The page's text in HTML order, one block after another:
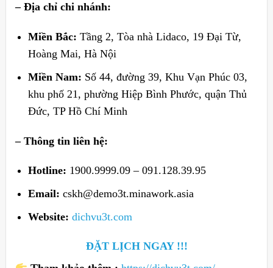
– Địa chỉ chi nhánh:
Miền Bắc: Tầng 2, Tòa nhà Lidaco, 19 Đại Từ,
Hoàng Mai, Hà Nội
Miền Nam: Số 44, đường 39, Khu Vạn Phúc 03,
khu phố 21, phường Hiệp Bình Phước, quận Thủ
Đức, TP Hồ Chí Minh
– Thông tin liên hệ:
Hotline: 1900.9999.09 – 091.128.39.95
Email: cskh@demo3t.minawork.asia
Website: dichvu3t.com
ĐẶT LỊCH NGAY !!!